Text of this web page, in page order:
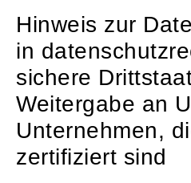
Hinweis zur
in
sichere
Weitergabe an
Unternehmen,
zertifiziert sind